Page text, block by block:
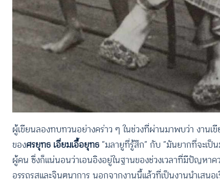
ผู้เขียนลองทบทวนอย่างคร่าว ๆ ในช่วงที่ผ่านมาพบว่า งานเ
ของศรยุทธ เอี่ยมเอื้อยุทธ “มลายูที่รู้สึก” กับ “มันยากที่จะเป็
ผู้คน ซึ่งก็แน่นอนว่าเอนอิงอยู่ในฐานของช่วงเวลาที่มีปัญหา
อรรถรสและจินตนาการ นอกจากงานนี้แล้วที่เป็นงานนำเสน